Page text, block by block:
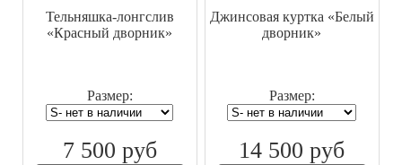
Тельняшка-лонгслив
«Красный дворник»
Размер:
7 500 руб
Джинсовая куртка «Белый
дворник»
Размер:
14 500 руб